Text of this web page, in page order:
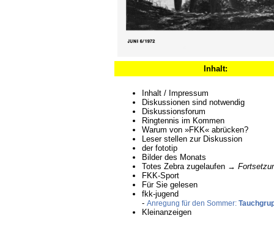
Inhalt:
Inhalt / Impressum
Diskussionen sind notwendig
Diskussionsforum
Ringtennis im Kommen
Warum von »FKK« abrücken?
Leser stellen zur Diskussion
der fototip
Bilder des Monats
Totes Zebra zugelaufen →
FKK-Sport
Für Sie gelesen
fkk-jugend
- Anregung für den Sommer:
Kleinanzeigen